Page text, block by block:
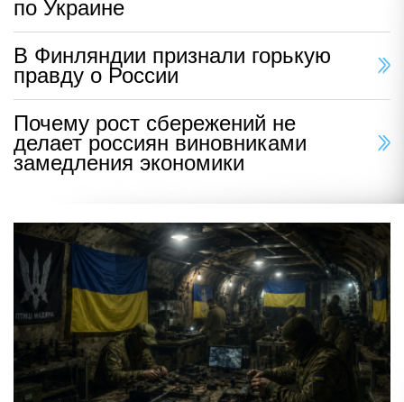
по Украине
В Финляндии признали горькую
правду о России
Почему рост сбережений не
делает россиян виновниками
замедления экономики